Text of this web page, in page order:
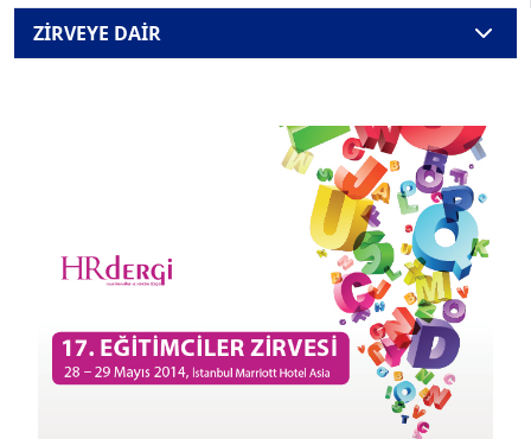
ZİRVEYE DAİR